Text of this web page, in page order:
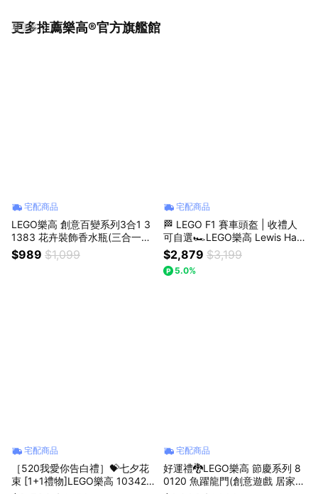
更多推薦樂高®官方旗艦館
看更多
宅配商品
LEGO樂高 創意百變系列3合1 3
1383 花卉裝飾香水瓶(三合一玩
具 創意力遊戲)
$989 $1,099
宅配商品
🏁 LEGO F1 賽車頭盔 | 收禮人
可自選🏎️LEGO樂高 Lewis Ham
ilton｜Charles Leclerc ｜Lando
Norris｜Oscar Piastri 頭盔
$2,879 $3,199
5.0%
宅配商品
［520我愛你告白禮］💝七夕花
束 [1+1禮物]LEGO樂高 10342
宅配商品
好運禮🐉LEGO樂高 節慶系列 8
0120 魚躍龍門(創意遊戲 居家擺